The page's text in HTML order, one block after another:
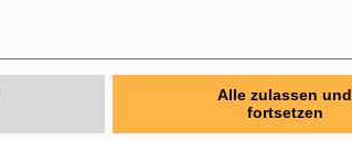
Alle zulassen und
fortsetzen